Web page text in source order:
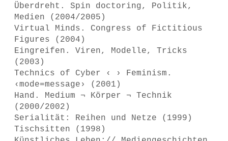
Überdreht. Spin doctoring, Politik,
Medien (2004/2005)
Virtual Minds. Congress of Fictitious
Figures (2004)
Eingreifen. Viren, Modelle, Tricks
(2003)
Technics of Cyber ‹ › Feminism.
‹mode=message› (2001)
Hand. Medium ¬ Körper ¬ Technik
(2000/2002)
Serialität: Reihen und Netze (1999)
Tischsitten (1998)